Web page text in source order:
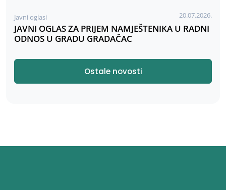
Javni oglasi 20.07.2026.
JAVNI OGLAS ZA PRIJEM NAMJEŠTENIKA U RADNI
ODNOS U GRADU GRADAČAC
Ostale novosti